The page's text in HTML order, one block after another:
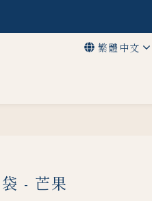
繁體中文
- 芒果